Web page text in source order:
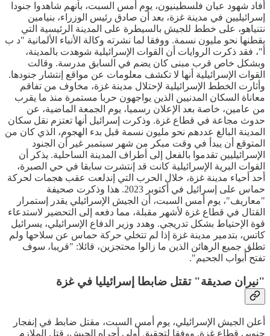
أفاد شهود عيان فلسطينيون، يوم أمس السبت، بأنهم شاهدوا جنودا
إسرائيليين في مدينة غزة، بعد أن صادق رئيس الوزراء، بنيامين
نتنياهو، على خطط للجيش بالسيطرة على المدينة الرئيسية التي
يقطنها نحو مليون نسمة. ووفقا لما نشرته وكالة الأنباء الألمانية "د ب
أ"، فقد ذكرت الروايات أن القوات الإسرائيلية شوهدت بالمدينة،
وبشكل خاص قرب مبنى كان يضم في السابق مدرسة. وقالت
القوات الإسرائيلية أنها لا تكشف معلومات عن مواقع إنتشار جنودها.
وأثارت الخطط الإسرائيلية لإحتلال مدينة غزة، مخاوف من تفاقم
معاناة السكان المدنيين الذين يواجهون حربا مستمرة منذ ما يقرب
من عامين، خاصة بعد الإعلان رسميا، يوم الجمعة الماضية، عن
حدوث مجاعة في قطاع غزة. وذكرت إسرائيل أنها تعتزم نقل سكان
المدينة البالغ عددهم نحو مليون نسمة قبل بدء الهجوم، الذي كان من
المتوقع أن يبدأ في وقت مبكر من شهر سبتمبر غير أن الجنود
الإسرائيليين تقدموا بالفعل إلى أطراف المدينة الساحلية. يذكر أن
القوات البرية الإسرائيلية كانت قد إنتشرت سابقا في حي الصبرة،
أحد أحياء مدينة غزة، خلال الحرب التي إندلعت عقب هجمات لحركة
حماس على إسرائيل في أكتوبر 2023. هذا وذكرت صحيفة
"معاريف"، يوم أمس السبت، أن الجيش الإسرائيلي يقدر إستمرار
القتال في قطاع غزة لأشهر مقبلة، مما دفعه إلى التحضير لاستدعاء
قوة الإحتياط بشكل تدريجي. وهدد وزير الدفاع الإسرائيلي، يسرائيل
كاتس، بتدمير مدينة غزة إذا لم تتخلي حركة حماس عن سلاحها ولم
تطلق جميع الرهائن الذين ما زالوا محتجزين، قائلا: "قريبا، سوف
تفتح أبواب الجحيم".
"نيران صديقة" تقتل ضابطا إسرائيليا في غزة
أعلن الجيش الإسرائيلي، يوم أمس السبت، مقتل ضابط في إنفجار
جنوبي قطاع غزة. ووفقا لتحقيق أولي أجراه الجيش، قتل الملازم